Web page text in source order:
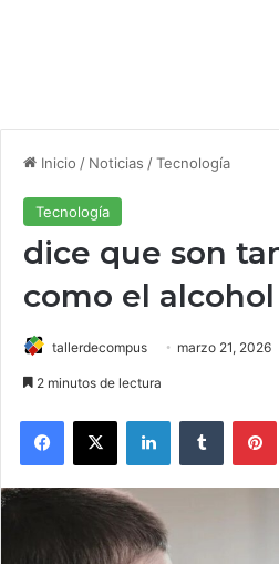
Inicio / Noticias /Tecnología
Tecnología
dice que son
como el alcohol
tallerdecompus marzo 21, 2026
2 minutos de lectura